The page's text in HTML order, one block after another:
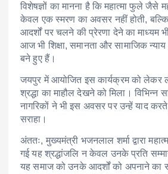
विशेषज्ञों का मानना है कि महात्मा फुले जैसे
केवल एक स्मरण का अवसर नहीं होती,
आदर्शों पर चलने की प्रेरणा देने का माध्यम
आज भी शिक्षा, समानता और सामाजिक न्याय
बने हुए हैं।
जयपुर में आयोजित इस कार्यक्रम को लेकर
श्रद्धा का माहौल देखने को मिला। विभिन्न
नागरिकों ने भी इस अवसर पर उन्हें याद
सराहा।
अंततः, मुख्यमंत्री भजनलाल शर्मा द्वारा
गई यह श्रद्धांजलि न केवल उनके प्रति
यह समाज को उनके आदर्शों को अपनाने का